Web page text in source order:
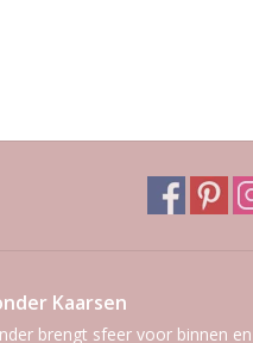
Kaarsen
brengt sfeer voor binnen en